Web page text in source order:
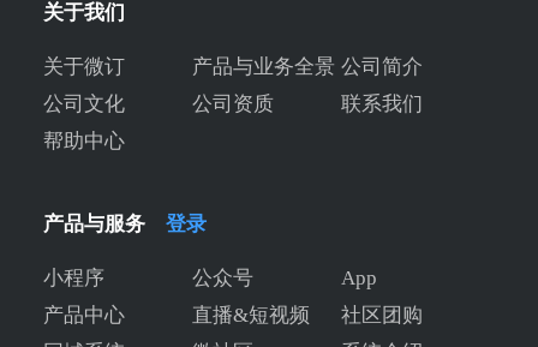
关于我们
关于微订 产品与业务全景 公司简介
公司文化
公司资质
联系我们
帮助中心
产品与服务 登录
小程序 公众号
App
产品中心
直播&短视频
社区团购